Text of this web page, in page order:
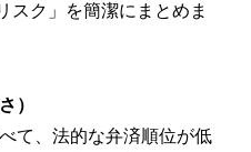
スク」を簡潔にまとめま
）
て、法的な弁済順位が低